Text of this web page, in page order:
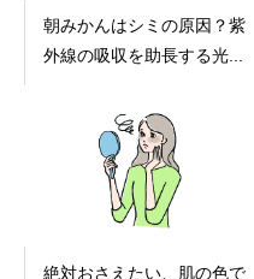
朝みかんはシミの原因？紫
外線の吸収を助長する光...
絶対おさえたい、肌の色で